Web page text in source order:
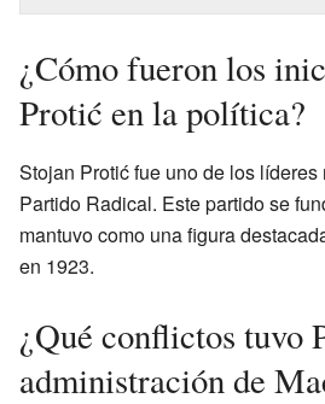
¿Cómo fueron los
Protić en la política?
Stojan Protić fue uno de los líderes
Partido Radical. Este partido se
mantuvo como una figura
en 1923.
¿Qué conflictos tuvo
administración de